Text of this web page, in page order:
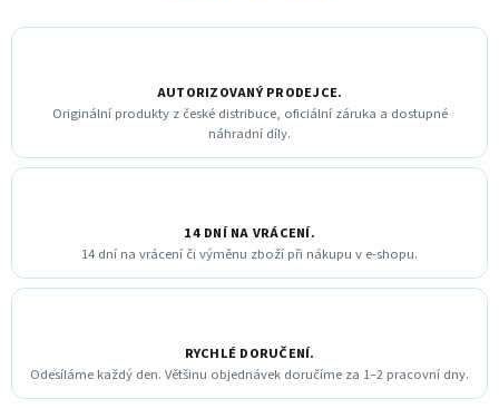
AUTORIZOVANÝ PRODEJCE.
Originální produkty z české distribuce, oficiální záruka a dostupné
náhradní díly.
14 DNÍ NA VRÁCENÍ.
14 dní na vrácení či výměnu zboží při nákupu v e-shopu.
RYCHLÉ DORUČENÍ.
Odesíláme každý den. Většinu objednávek doručíme za 1–2 pracovní dny.